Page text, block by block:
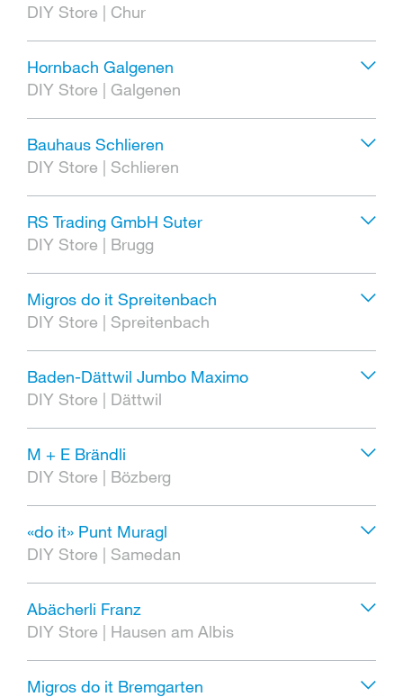
DIY Store | Chur
Hornbach Galgenen
DIY Store | Galgenen
Bauhaus Schlieren
DIY Store | Schlieren
RS Trading GmbH Suter
DIY Store | Brugg
Migros do it Spreitenbach
DIY Store | Spreitenbach
Baden-Dättwil Jumbo Maximo
DIY Store | Dättwil
M + E Brändli
DIY Store | Bözberg
«do it» Punt Muragl
DIY Store | Samedan
Abächerli Franz
DIY Store | Hausen am Albis
Migros do it Bremgarten